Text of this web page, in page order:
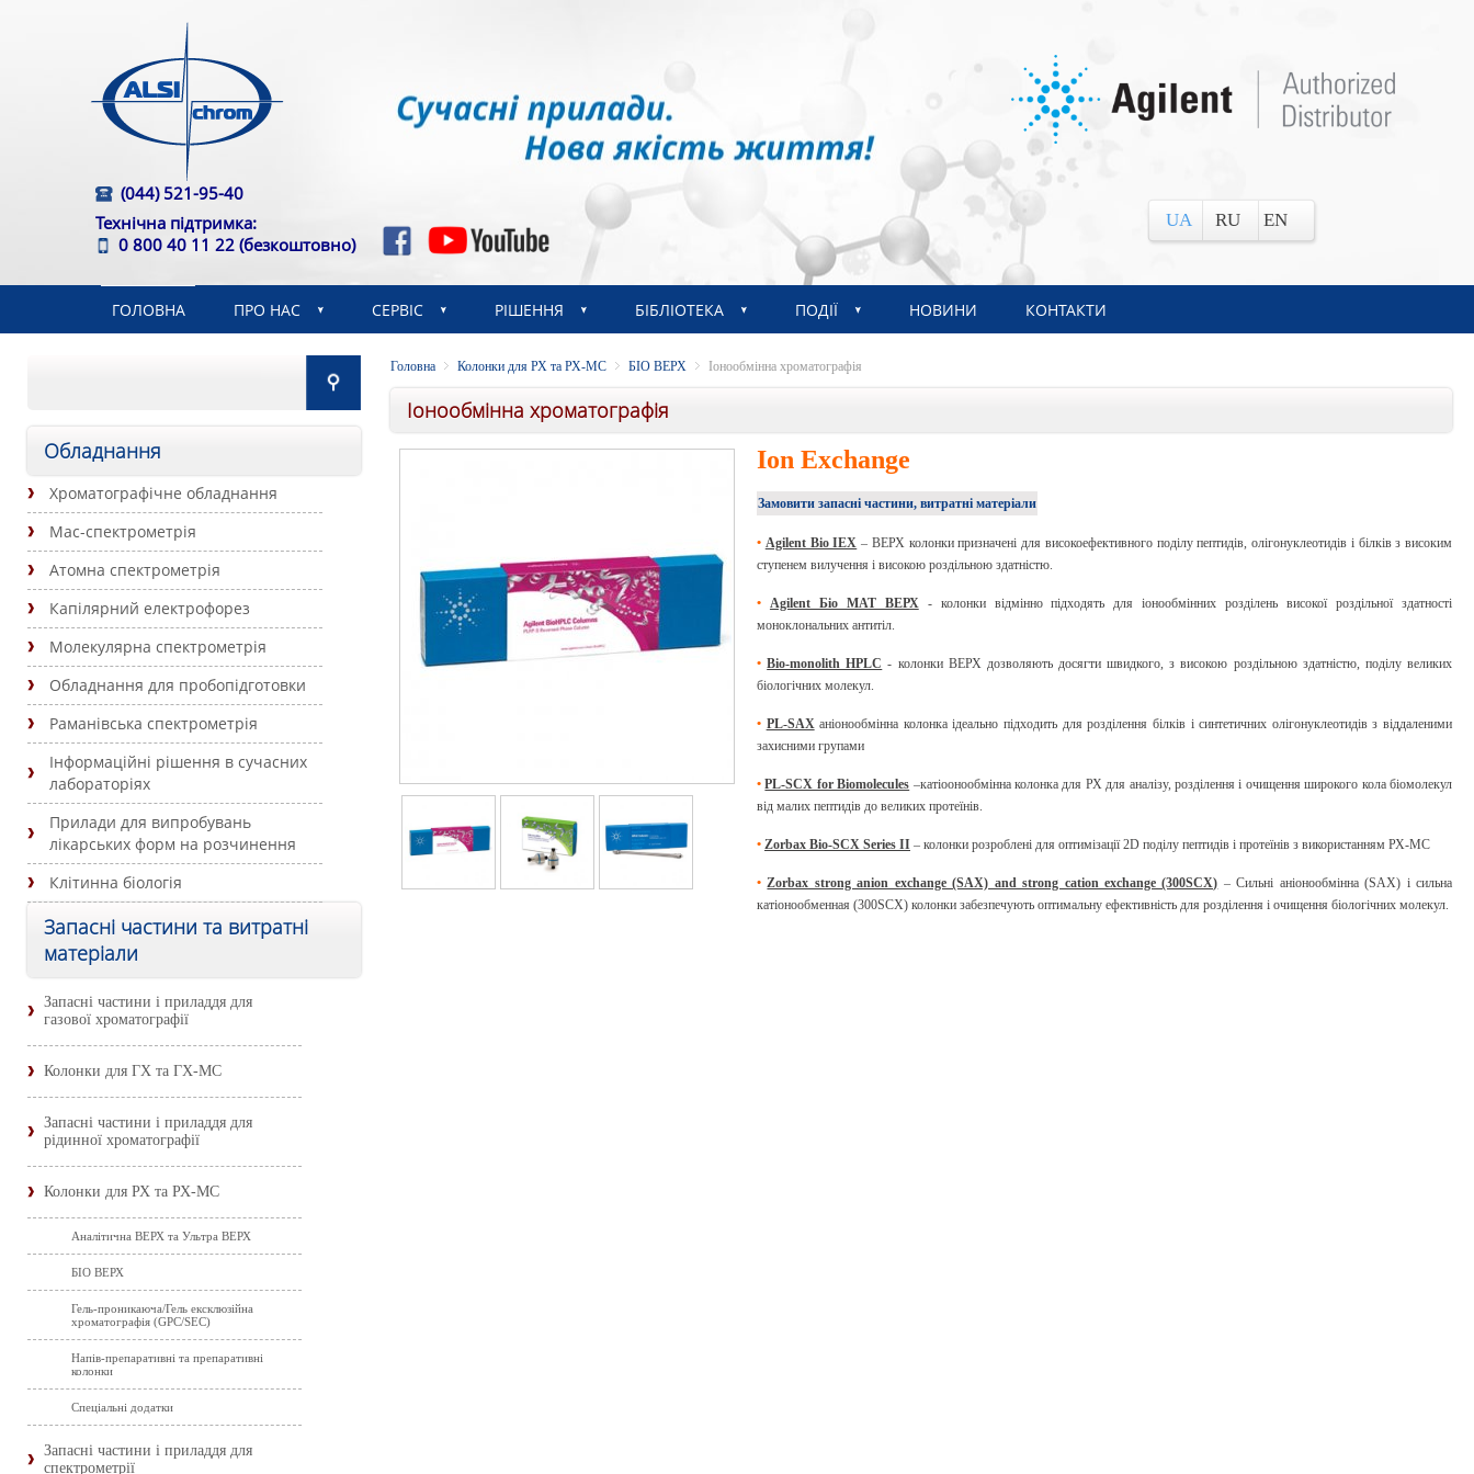
(044) 521-95-40
Технічна підтримка:
0 800 40 11 22 (безкоштовно)
UA RU EN
ГОЛОВНА ПРО НАС СЕРВІС РІШЕННЯ БІБЛІОТЕКА ПОДІЇ НОВИНИ КОНТАКТИ
Головна Колонки для РХ та РХ-МС БІО ВЕРХ Іонообмінна хроматографія
Іонообмінна хроматографія
Ion Exchange
Замовити запасні частини, витратні матеріали
• Agilent Bio IEX – ВЕРХ колонки призначені для високоефективного поділу пептидів, олігонуклеотидів і білків з високим
ступенем вилучення і високою роздільною здатністю.
• Agilent Біо МАТ ВЕРХ- колонки відмінно підходять для іонообмінних розділень високої роздільної здатності
моноклональних антитіл.
•Bio-monolith HPLC - колонки ВЕРХ дозволяють досягти швидкого, з високою роздільною здатністю, поділу великих
біологічних молекул.
• PL-SAXаніонообмінна колонка ідеально підходить для розділення білків і синтетичних олігонуклеотидів з віддаленими
захисними групами
•PL-SCX for Biomolecules –катіоонообмінна колонка для РХ для аналізу, розділення і очищення широкого кола біомолекул
від малих пептидів до великих протеїнів.
• Zorbax Bio-SCX Series II – колонки розроблені для оптимізації 2D поділу пептидів і протеїнів з використанням РХ-МС
•Zorbax strong anion exchange (SAX) and strong cation exchange (300SCX) – Сильні аніонообмінна (SAX) і сильна
катіонообменная (300SCX) колонки забезпечують оптимальну ефективність для розділення і очищення біологічних молекул.
Обладнання
Хроматографічне обладнання
Мас-спектрометрія
Атомна спектрометрія
Капілярний електрофорез
Молекулярна спектрометрія
Обладнання для пробопідготовки
Раманівська спектрометрія
Інформаційні рішення в сучасних
лабораторіях
Прилади для випробувань
лікарських форм на розчинення
Клітинна біологія
Запасні частини та витратні
матеріали
Запасні частини і приладдя для
газової хроматографії
Колонки для ГХ та ГХ-МС
Запасні частини і приладдя для
рідинної хроматографії
Колонки для РХ та РХ-МС
Аналітична ВЕРХ та Ультра ВЕРХ
БІО ВЕРХ
Гель-проникаюча/Гель ексклюзійна
хроматографія (GPC/SEC)
Напів-препаративні та препаративні
колонки
Спеціальні додатки
Запасні частини і приладдя для
спектрометрії